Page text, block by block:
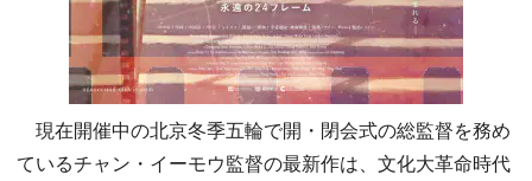
現在開催中の北京冬季五輪で開・閉会式の総監督を務め
ているチャン・イーモウ監督の最新作は、文化大革命時代